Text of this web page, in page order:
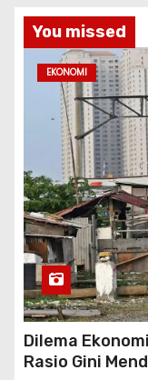
You missed
EKONOMI
Dilema
Rasio Gini